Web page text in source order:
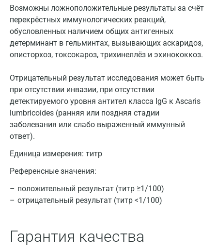
Возможны ложноположительные результаты за счёт
перекрёстных иммунологических реакций,
обусловленных наличием общих антигенных
детерминант в гельминтах, вызывающих аскаридоз,
описторхоз, токсокароз, трихинеллёз и эхинококкоз.
Отрицательный результат исследования может быть
при отсутствии инвазии, при отсутствии
детектируемого уровня антител класса IgG к Ascaris
lumbricoides (ранняя или поздняя стадии
заболевания или слабо выраженный иммунный
ответ).
Единица измерения: титр
Референсные значения:
положительный результат (титр ≥1/100)
отрицательный результат (титр <1/100)
Гарантия качества